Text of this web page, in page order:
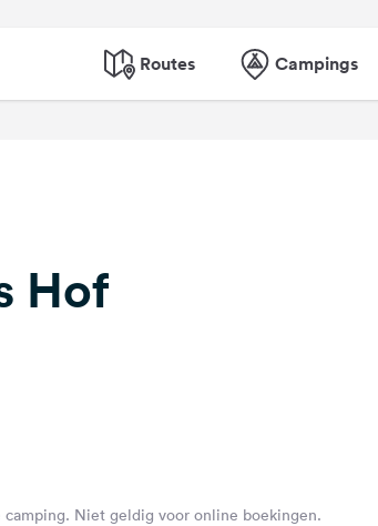
Routes Campings
Hof
Niet geldig voor online boekingen.